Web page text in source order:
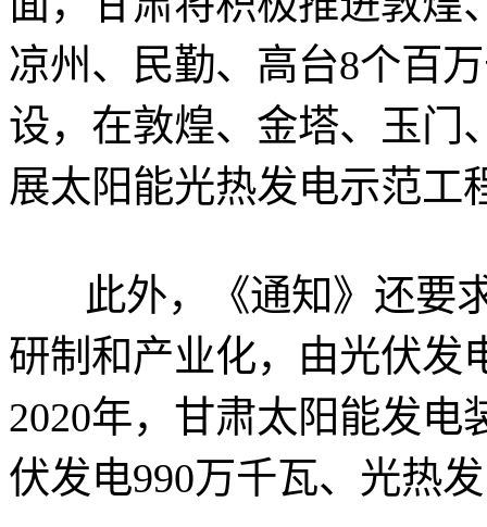
凉州、民勤、高台8个百
设，在敦煌、金塔、玉门
展太阳能光热发电示范工
此外，《通知》还要求
研制和产业化，由光伏发
2020年，甘肃太阳能发电
伏发电990万千瓦、光热